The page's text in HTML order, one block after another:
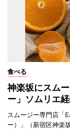
食べる
神楽坂にスム
ー」ソムリエ
スムージー専門店「
ー）」（新宿区神楽